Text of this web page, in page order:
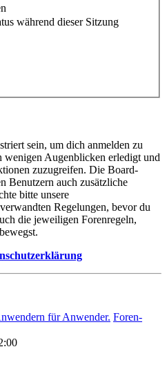
während dieser Sitzung
sein, um dich anmelden zu
Augenblicken erledigt und
zuzugreifen. Die Board-
Benutzern auch zusätzliche
bitte unsere
Regelungen, bevor du
die jeweiligen Forenregeln,
für Anwender. Foren-